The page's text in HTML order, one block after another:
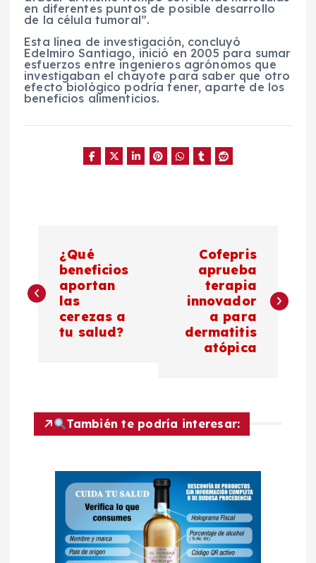
en diferentes puntos de posible desarrollo
de la célula tumoral”.
Esta línea de investigación, concluyó
Edelmiro Santiago, inició en 2005 para sumar
esfuerzos entre ingenieros agrónomos que
investigaban el chayote para saber que otro
efecto biológico podría tener, aparte de los
beneficios alimenticios.
a
v
a
¿Qué
beneficios
aportan
las
cerezas a
tu salud?
Cofepris
aprueba
terapia
innovador
a para
dermatitis
atópica
También te podría interesar: